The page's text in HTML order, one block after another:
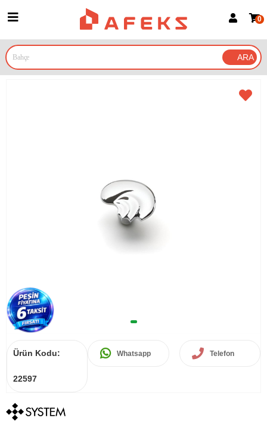
Google İle Bağlan
0
Ürün Kodu:
22597
Whatsapp Telefon